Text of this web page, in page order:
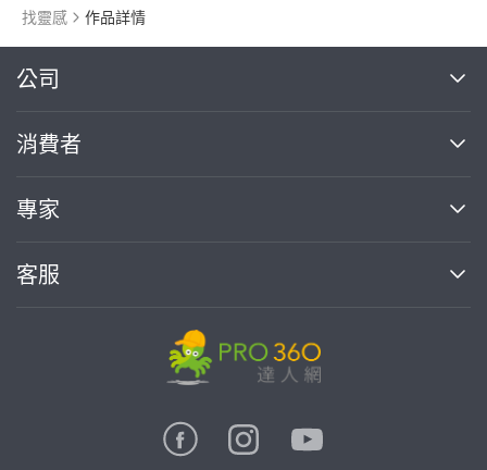
找靈感 作品詳情
公司
關於我們
部落格
加入我們
消費者
買服務
熱門服務
專家
案件中心
客服
繼續完成